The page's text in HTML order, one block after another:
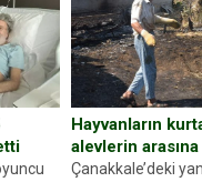
sürücüsünden
sorup belgelerini
Abdurrahman
evraklarda eksik
Hayvanların
alevlerin arasına
Çanakkale’deki